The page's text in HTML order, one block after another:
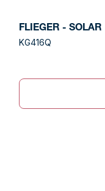
FLIEGER - SOLAR
KG416Q